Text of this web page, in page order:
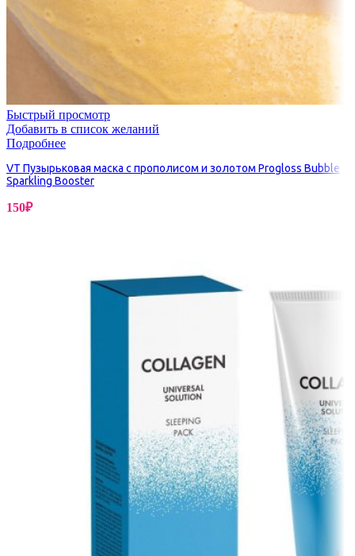
Быстрый просмотр
Добавить в список желаний
Подробнее
VT Пузырьковая маска с прополисом и золотом Progloss Bubble
Sparkling Booster
150₽